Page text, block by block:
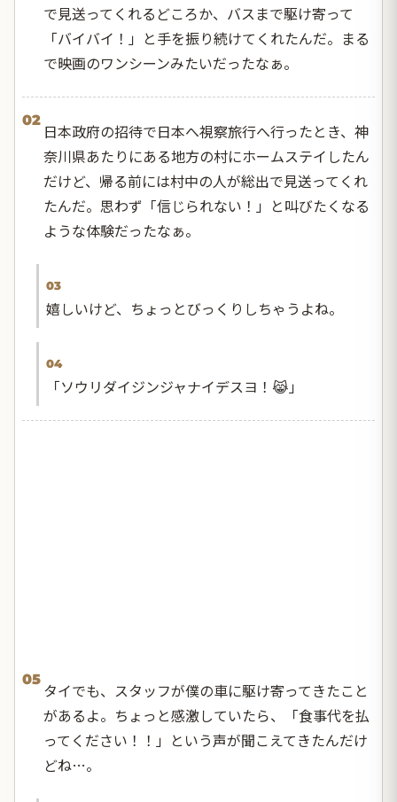
で見送ってくれるどころか、バスまで駆け寄って
「バイバイ！」と手を振り続けてくれたんだ。まる
で映画のワンシーンみたいだったなぁ。
02
日本政府の招待で日本へ視察旅行へ行ったとき、神
奈川県あたりにある地方の村にホームステイしたん
だけど、帰る前には村中の人が総出で見送ってくれ
たんだ。思わず「信じられない！」と叫びたくなる
ような体験だったなぁ。
03
嬉しいけど、ちょっとびっくりしちゃうよね。
04
「ソウリダイジンジャナイデスヨ！😹」
05
タイでも、スタッフが僕の車に駆け寄ってきたこと
があるよ。ちょっと感激していたら、「食事代を払
ってください！！」という声が聞こえてきたんだけ
どね…。